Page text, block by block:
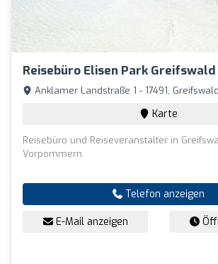
Reisebüro Elisen Park Greifswald
Anklamer Landstraße 1 - 17491, Greifswald
Karte
Reisebüro und Reiseveranstalter in
Vorpommern
Telefon anzeigen
E-Mail anzeigen